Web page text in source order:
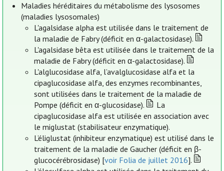
Maladies héréditaires du métabolisme des lysosomes
(maladies lysosomales)
L'agalsidase alpha est utilisée dans le traitement de
la maladie de Fabry (déficit en α-galactosidase).
L'agalsidase bêta est utilisée dans le traitement de la
maladie de Fabry (déficit en α-galactosidase).
L'alglucosidase alfa, l’avalglucosidase alfa et la
cipaglucosidase alfa, des enzymes recombinantes,
sont utilisées dans le traitement de la maladie de
Pompe (déficit en α-glucosidase).
La
cipaglucosidase alfa est utilisée en association avec
le miglustat (stabilisateur enzymatique).
L’éliglustat (inhibiteur enzymatique) est utilisé dans le
traitement de la maladie de Gaucher (déficit en β-
glucocérébrosidase) [voir Folia de juillet 2016].